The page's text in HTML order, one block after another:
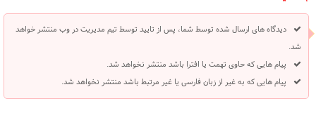
دیدگاه های ارسال شده توسط شما، پس از تایید توسط تیم مدیریت در وب منتشر خواهد
شد.
پیام هایی که حاوی تهمت یا افترا باشد منتشر نخواهد شد.
پیام هایی که به غیر از زبان فارسی یا غیر مرتبط باشد منتشر نخواهد شد.